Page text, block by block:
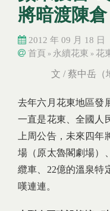
將暗渡陳倉
2012 年 09 月 18 日
您在這裡
首頁 » 永續花東 » 花
您在這裡文 / 蔡中岳（
去年六月花東地區發
一直是花東、全國人
上周公告，未來四年
場（原太魯閣劇場）
纜車、22億的溫泉特
嘆連連。